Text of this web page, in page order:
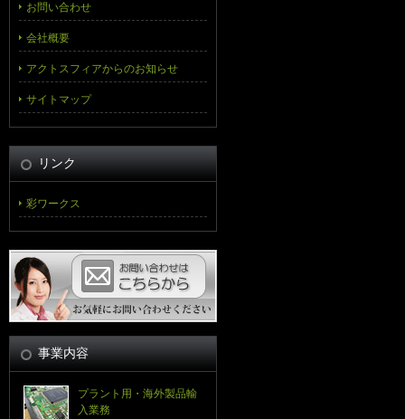
お問い合わせ
会社概要
アクトスフィアからのお知らせ
サイトマップ
リンク
彩ワークス
事業内容
プラント用・海外製品輸
入業務